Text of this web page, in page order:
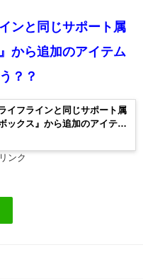
ンと同じサポート属
から追加のアイテム
？？
イフラインと同じサポート属
ックス』から追加のアイテム
るのどう？？
ンク